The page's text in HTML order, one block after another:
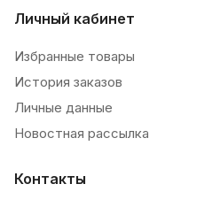
Личный кабинет
Избранные товары
История заказов
Личные данные
Новостная рассылка
Контакты